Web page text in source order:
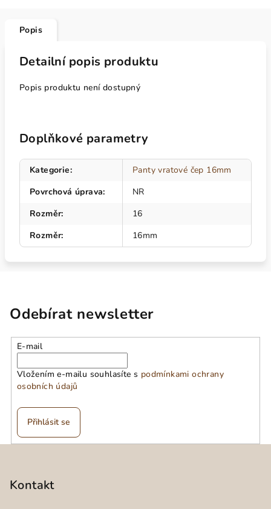
Popis
Detailní popis produktu
Popis produktu není dostupný
Doplňkové parametry
Kategorie:
Panty vratové čep 16mm
Povrchová úprava:
NR
Rozměr:
16
Rozměr: 16mm
Odebírat newsletter
E-mail
Vložením e-mailu souhlasíte s podmínkami ochrany
osobních údajů
Přihlásit se
Kontakt